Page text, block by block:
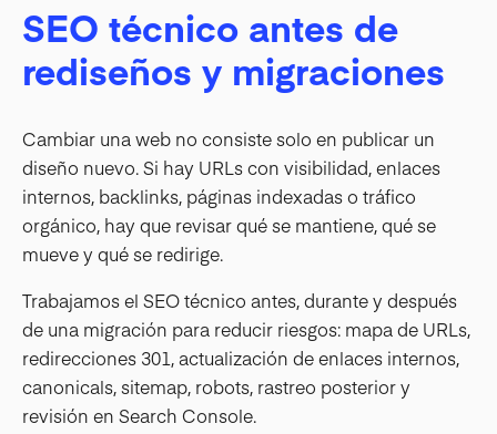
SEO técnico antes de
rediseños y migraciones
Cambiar una web no consiste solo en publicar un
diseño nuevo. Si hay URLs con visibilidad, enlaces
internos, backlinks, páginas indexadas o tráfico
orgánico, hay que revisar qué se mantiene, qué se
mueve y qué se redirige.
Trabajamos el SEO técnico antes, durante y después
de una migración para reducir riesgos: mapa de URLs,
redirecciones 301, actualización de enlaces internos,
canonicals, sitemap, robots, rastreo posterior y
revisión en Search Console.